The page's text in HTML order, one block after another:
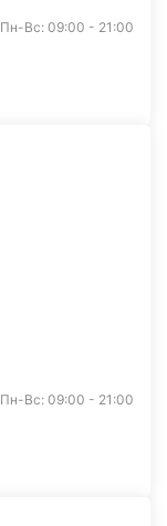
Пн-Вс: 09:00 - 21:00
Пн-Вс: 09:00 - 21:00